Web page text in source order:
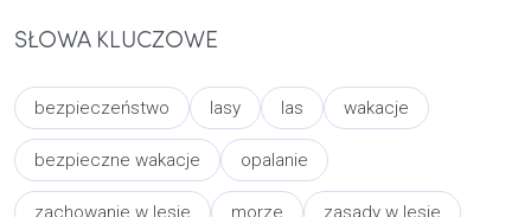
SŁOWA KLUCZOWE
bezpieczeństwo lasy las wakacje
bezpieczne wakacje opalanie
zachowanie w lesie morze zasady w lesie